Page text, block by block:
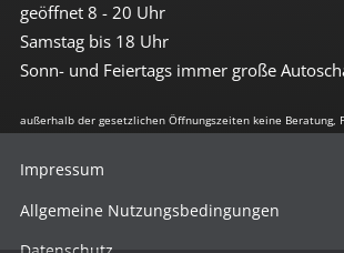
geöffnet 8 - 20 Uhr
Samstag bis 18 Uhr
Sonn- und Feiertags immer große
außerhalb der gesetzlichen Öffnungszeiten keine Beratung,
Impressum
Allgemeine Nutzungsbedingungen